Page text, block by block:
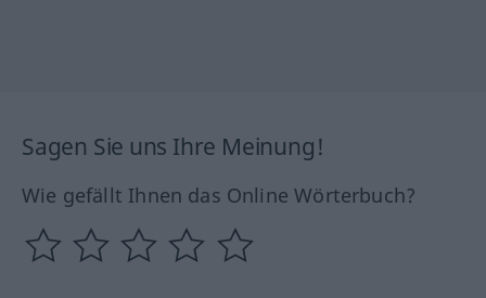
Sagen Sie uns Ihre Meinung!
Wie gefällt Ihnen das Online Wörterbuch?